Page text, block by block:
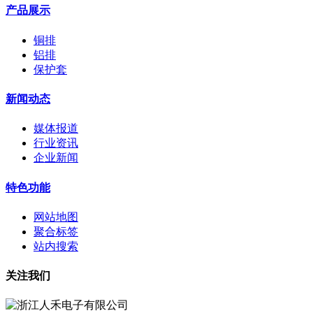
产品展示
铜排
铝排
保护套
新闻动态
媒体报道
行业资讯
企业新闻
特色功能
网站地图
聚合标签
站内搜索
关注我们